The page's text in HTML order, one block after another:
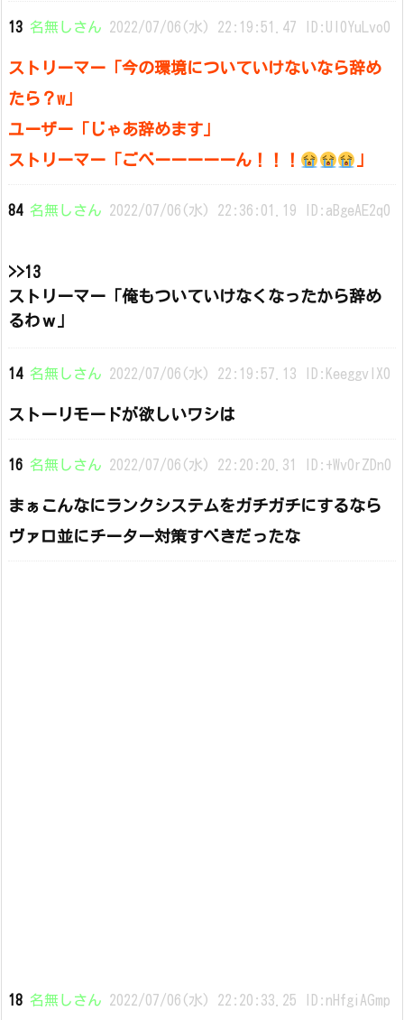
13 名無しさん 2022/07/06(水) 22:19:51.47 ID:UI0YuLvo0
ストリーマー「今の環境についていけないなら辞め
たら？w」
ユーザー「じゃあ辞めます」
ストリーマー「ごべーーーーーん！！！
84 名無しさん 2022/07/06(水) 22:36:01.19 ID:aBgeAE2q0
>>13
ストリーマー「俺もついていけなくなったから辞め
るわｗ」
14 名無しさん 2022/07/06(水) 22:19:57.13 ID:KeeggvIX0
ストーリモードが欲しいワシは
16 名無しさん 2022/07/06(水) 22:20:20.31 ID:+Wv0rZDn0
まぁこんなにランクシステムをガチガチにするなら
ヴァロ並にチーター対策すべきだったな
18 名無しさん 2022/07/06(水) 22:20:33.25 ID:nHfgiAGmp